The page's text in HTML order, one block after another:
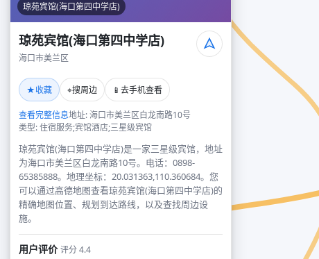
琼苑宾馆(海口第四中学店)
琼苑宾馆(海口第四中学店)
海口市美兰区
★收藏 ⌖搜周边 📱 去手机查看
查看完整信息地址: 海口市美兰区白龙南路10号
类型: 住宿服务;宾馆酒店;三星级宾馆
琼苑宾馆(海口第四中学店)是一家三星级宾馆，地址
为海口市美兰区白龙南路10号。电话：0898-
65385888。地理坐标：20.031363,110.360684。您
可以通过高德地图查看琼苑宾馆(海口第四中学店)的
精确地图位置、规划到达路线，以及查找周边设
施。
用户评价评分 4.4